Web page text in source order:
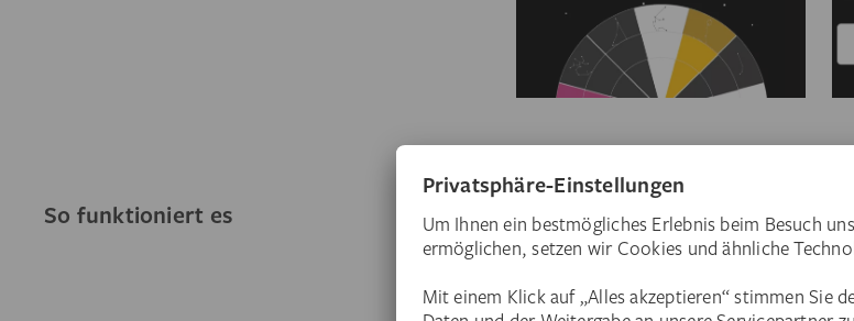
So funktioniert es